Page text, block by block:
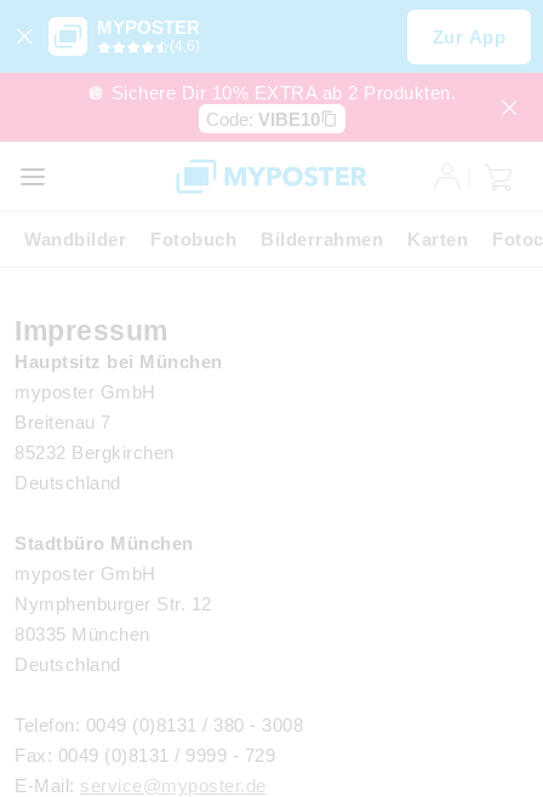
MYPOSTER
(4,6) Zur App
🪩 Sichere Dir 10% EXTRA ab 2 Produkten.
Code: VIBE10
Wandbilder Fotobuch Bilderrahmen Karten
Impressum
Hauptsitz bei München
myposter GmbH
Breitenau 7
85232 Bergkirchen
Deutschland
Stadtbüro München
myposter GmbH
Nymphenburger Str. 12
80335 München
Deutschland
Telefon: 0049 (0)8131 / 380 - 3008
Fax: 0049 (0)8131 / 9999 - 729
E-Mail: service@myposter.de